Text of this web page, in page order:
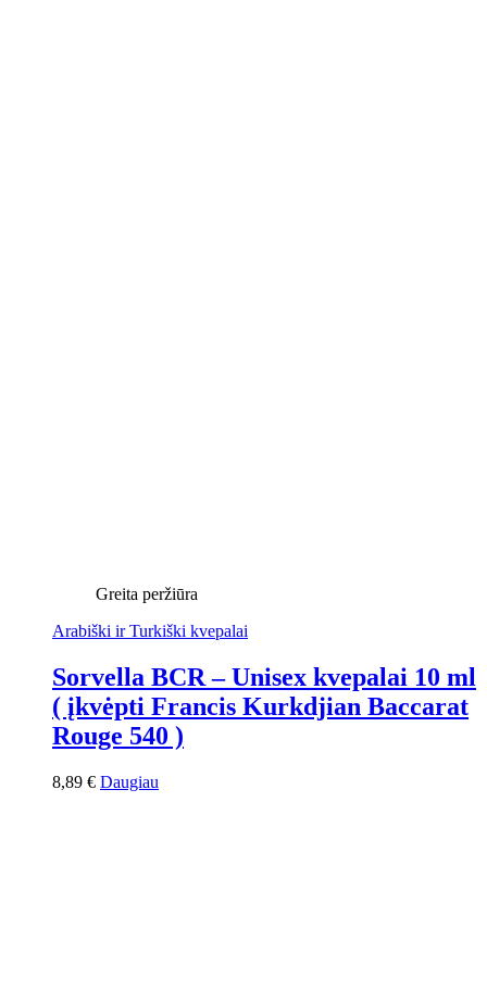
Greita peržiūra
Arabiški ir Turkiški kvepalai
Sorvella BCR – Unisex kvepalai 10 ml
( įkvėpti Francis Kurkdjian Baccarat
Rouge 540 )
8,89 € Daugiau